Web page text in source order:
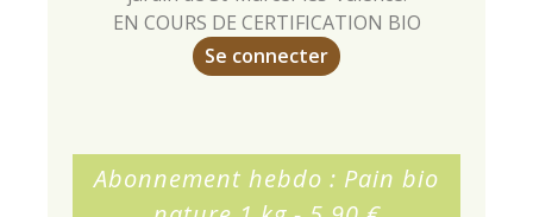
EN COURS DE CERTIFICATION BIO
Se connecter
Abonnement hebdo : Pain bio